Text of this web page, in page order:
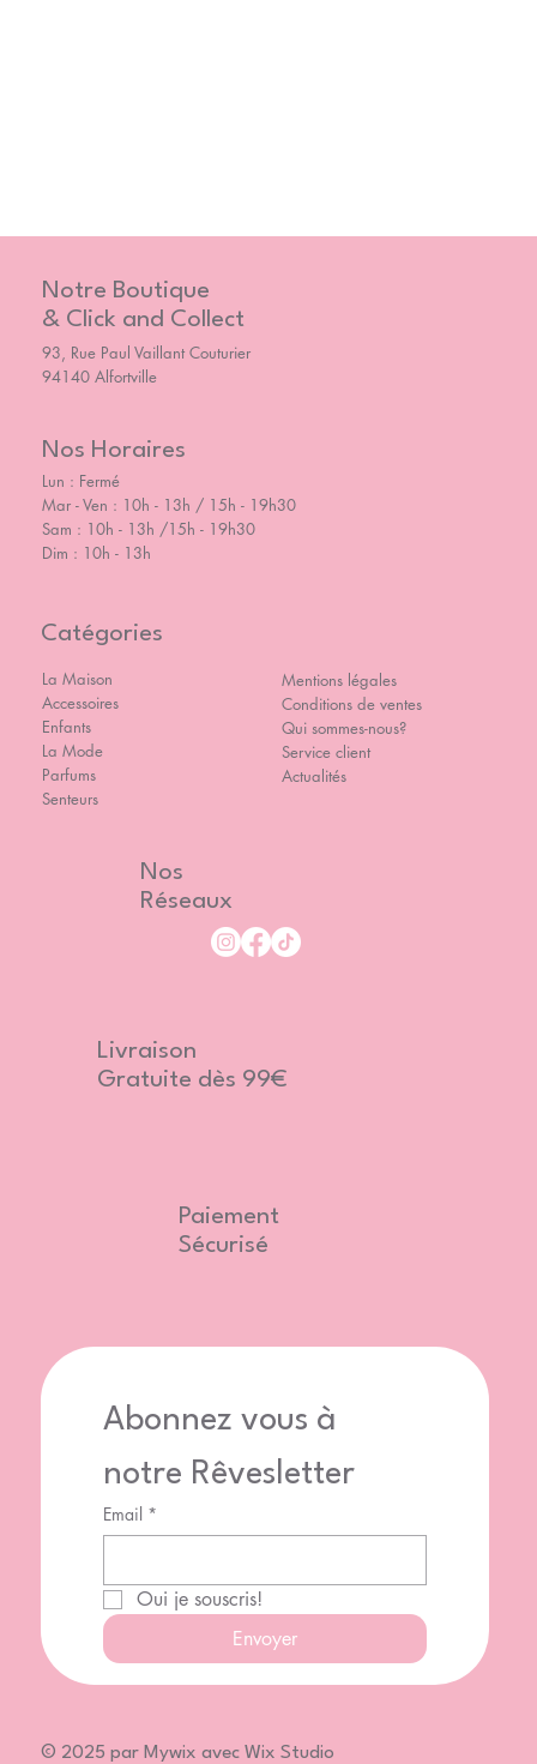
Notre Boutique
& Click and Collect
93, Rue Paul Vaillant Couturier
94140 Alfortville
Nos Horaires
Lun : Fermé
Mar - Ven : 10h - 13h / 15h - 19h30
Sam : 10h - 13h /15h - 19h30
Dim : 10h - 13h
Catégories
La Maison
Accessoires
Enfants
La Mode
Parfums
Senteurs
Mentions légales
Conditions de ventes
Qui sommes-nous?
Service client
Actualités
Abonnez vous à
notre Rêvesletter
Email *
Oui je souscris!
Envoyer
Nos
Réseaux
Livraison
Gratuite dès 99€
Paiement
Sécurisé
© 2025 par Mywix avec Wix Studio